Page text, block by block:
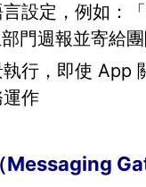
設定，例如：
門週報並寄給團
行，即使 App
作
Messaging